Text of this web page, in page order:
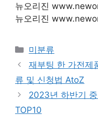
뉴오리진
뉴오리진
Categories
미분류
재부팅 한 가전제
류 및 신청법 AtoZ
2023년 하반기 중
TOP10